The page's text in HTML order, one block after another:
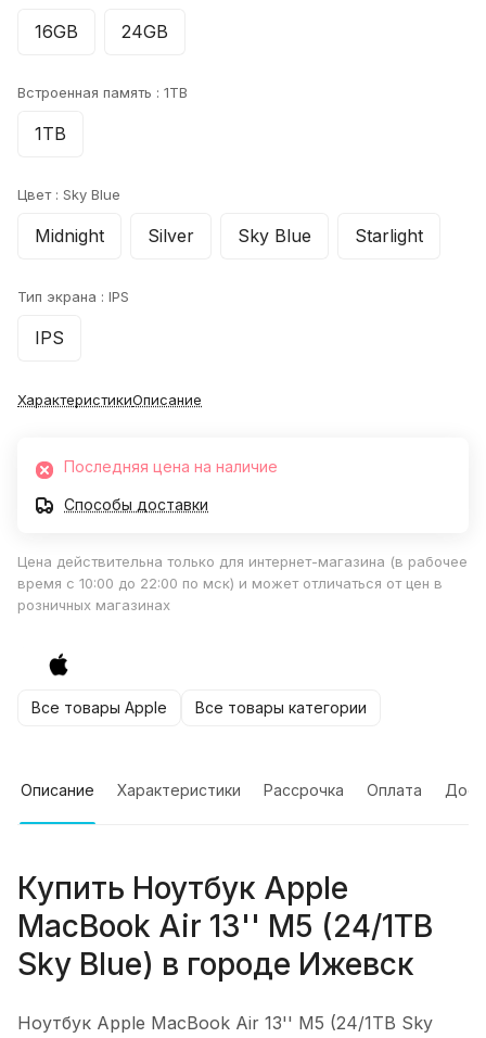
16GB 24GB
Встроенная память : 1TB
1TB
Цвет : Sky Blue
Midnight Silver Sky Blue Starlight
Тип экрана : IPS
IPS
ХарактеристикиОписание
Последняя цена на наличие
Способы доставки
Цена действительна только для интернет-магазина (в рабочее
время с 10:00 до 22:00 по мск) и может отличаться от цен в
розничных магазинах
Все товары Apple Все товары категории
Описание Характеристики Рассрочка Оплата
Купить Ноутбук Apple
MacBook Air 13'' M5 (24/1TB
Sky Blue) в городе Ижевск
Ноутбук Apple MacBook Air 13'' M5 (24/1TB Sky